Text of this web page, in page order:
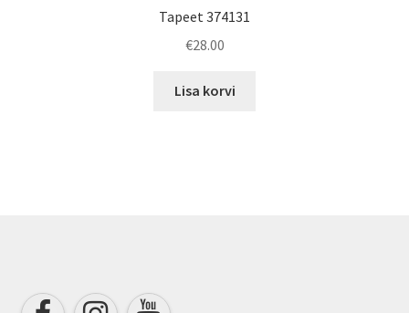
Tapeet 374131
€28.00
Lisa korvi